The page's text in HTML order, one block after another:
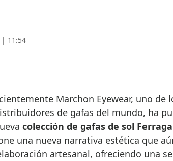
| 11:54
de gafas del mundo, ha
colección de gafas de sol
una nueva narrativa estética que
artesanal, ofreciendo una